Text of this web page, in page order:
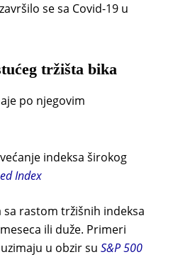
se sa Covid-19 u
tržišta bika
po njegovim
indeksa širokog
Index
sa rastom tržišnih indeksa
ili duže. Primeri
u obzir su S&P 500